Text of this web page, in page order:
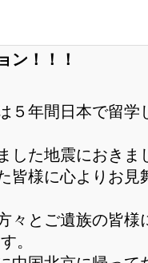
ン！！！
５年間日本で留学
した地震におきま
皆様に心よりお見
々とご遺族の皆様
。